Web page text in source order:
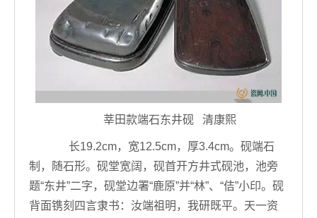
莘田款端石东井砚 清康熙
长19.2cm，宽12.5cm，厚3.4cm。砚端石
制，随石形。砚堂宽阔，砚首开方井式砚池，池旁
题“东井”二字，砚堂边署“鹿原”并“林”、“佶”小印。砚
背面镌刻四言隶书：汝端祖明，我研既平。天一资